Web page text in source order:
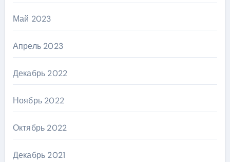
Май 2023
Апрель 2023
Декабрь 2022
Ноябрь 2022
Октябрь 2022
Декабрь 2021